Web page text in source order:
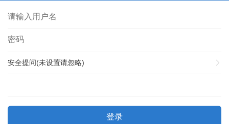
安全提问(未设置请忽略)
登录